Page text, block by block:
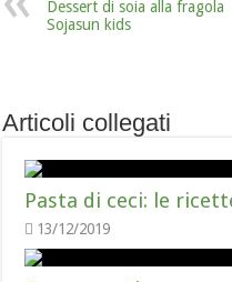
Dessert di soia alla fragola
Sojasun kids
Articoli collegati
Pasta di ceci: le
13/12/2019